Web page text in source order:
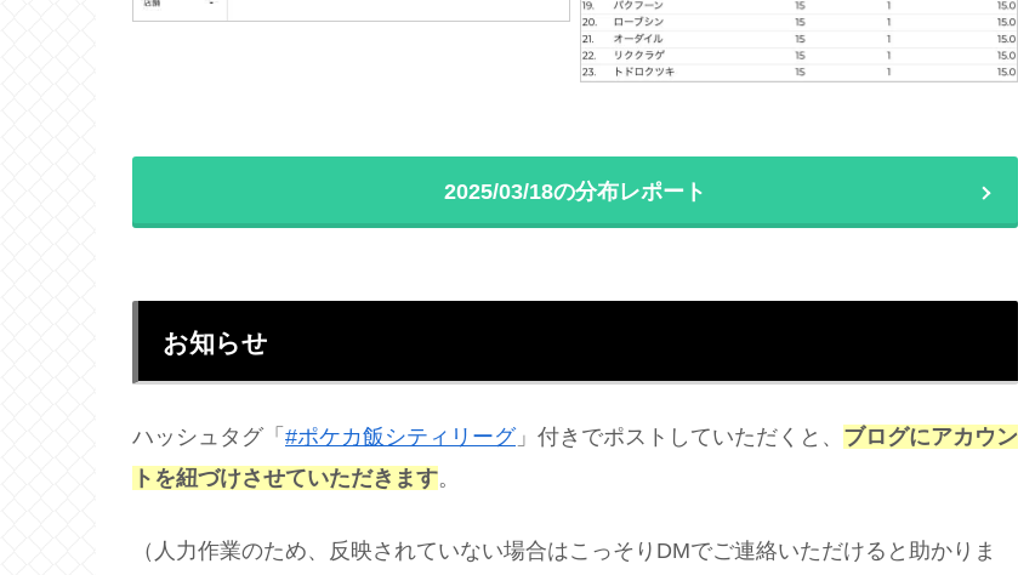
2025/03/18の分布レポート
お知らせ
ハッシュタグ「 #ポケカ飯シティリーグ」付きでポストしていただくと、 ブログにアカウン
トを紐づけさせていただきます。
（人力作業のため、反映されていない場合はこっそりDMでご連絡いただけると助かりま